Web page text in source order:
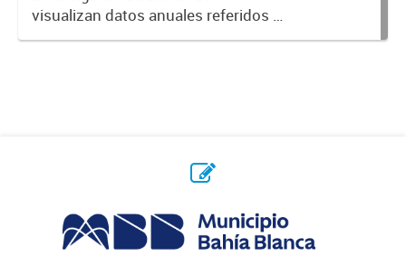
visualizan datos anuales referidos a
la transparencia fiscal e impositiva